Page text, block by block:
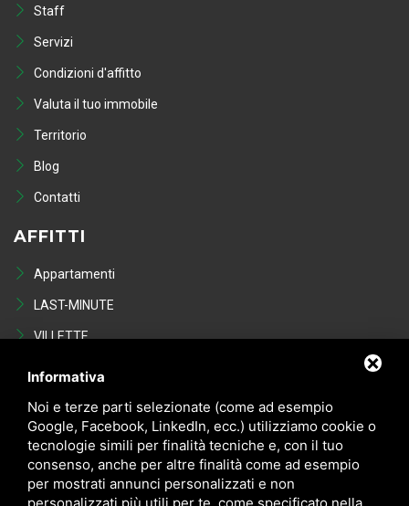
Staff
Servizi
Condizioni d'affitto
Valuta il tuo immobile
Territorio
Blog
Contatti
AFFITTI
Appartamenti
LAST-MINUTE
VILLETTE
Last Minute
VENDITE
Appartamenti
VILLETTE
Informativa
Noi e terze parti selezionate (come ad esempio
Google, Facebook, LinkedIn, ecc.) utilizziamo cookie o
tecnologie simili per finalità tecniche e, con il tuo
consenso, anche per altre finalità come ad esempio
per mostrati annunci personalizzati e non